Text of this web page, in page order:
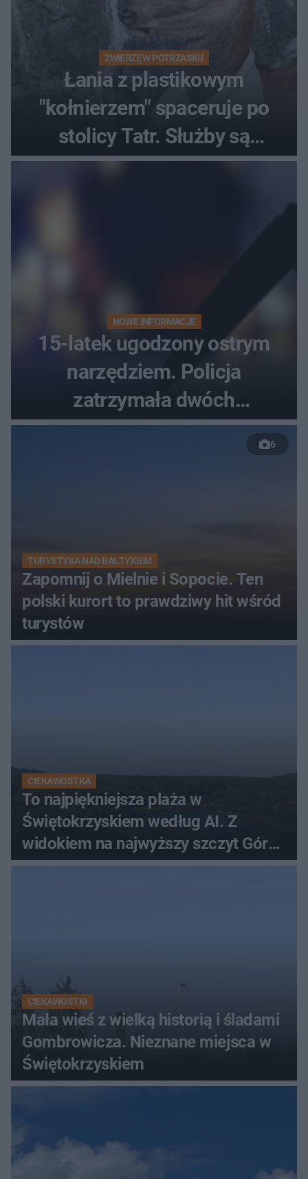
ZWIERZĘ W POTRZASKU
Łania z plastikowym
"kołnierzem" spaceruje po
stolicy Tatr. Służby są
bezradne
NOWE INFORMACJE
15-latek ugodzony ostrym
narzędziem. Policja
zatrzymała dwóch
nastolatków
6
TURYSTYKA NAD BAŁTYKIEM
Zapomnij o Mielnie i Sopocie. Ten
polski kurort to prawdziwy hit wśród
turystów
CIEKAWOSTKA
To najpiękniejsza plaża w
Świętokrzyskiem według AI. Z
widokiem na najwyższy szczyt Gór
Świętokrzyskich
CIEKAWOSTKI
Mała wieś z wielką historią i śladami
Gombrowicza. Nieznane miejsca w
Świętokrzyskiem